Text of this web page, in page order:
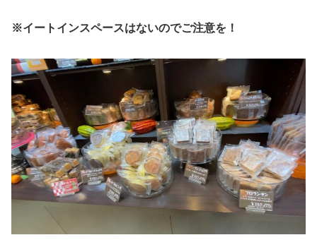
※イートインスペースはないのでご注意を！